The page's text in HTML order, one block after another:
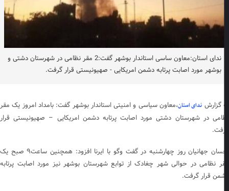
ندای استان:معاون ساسی استاندار بوشهر گفت:2 مقر نظامی در شهرستان دشتی و
بوشهر مورد اصابت پرتابه دشمن امریکایی - صهیونیستی قرار گرفت.
گزارشندای استان،معاون سیاسی و امنیتی استاندار بوشهر گفت: بامداد امروز یک مقر
در شهرستان دشتی مورد اصابت پرتابه دشمن امریکایی – صهیونیستی قرار
احسان جهانیان روز چهارشنبه در گفت وگو با ایرنا افزود: همچنین ساعت۹ صبح یک
نظامی در حوالی شهر چغادک از توابع شهرستان بوشهر نیز مورد اصابت پرتابه
قرار گرفت.